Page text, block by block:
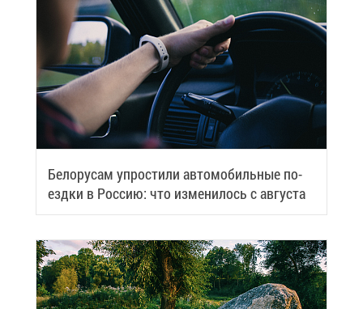
Бе­ло­ру­сам упро­сти­ли ав­то­мо­биль­ные по­
езд­ки в Рос­сию: что из­ме­ни­лось с ав­гу­ста